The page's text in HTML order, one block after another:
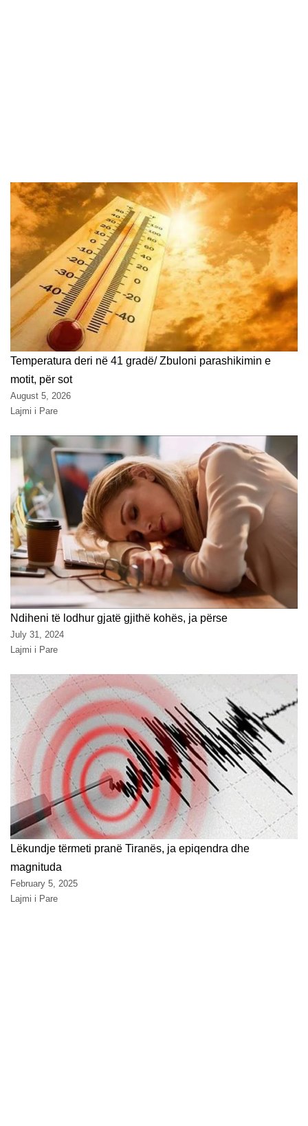
Temperatura deri në 41 gradë/ Zbuloni parashikimin e
motit, për sot
August 5, 2026
Lajmi i Pare
Ndiheni të lodhur gjatë gjithë kohës, ja përse
July 31, 2024
Lajmi i Pare
Lëkundje tërmeti pranë Tiranës, ja epiqendra dhe
magnituda
February 5, 2025
Lajmi i Pare